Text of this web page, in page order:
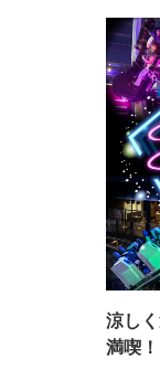
涼し
満喫！